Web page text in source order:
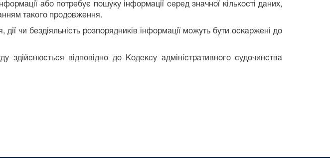
або потребує пошуку інформації серед значної кількості даних,
такого продовження.
чи бездіяльність розпорядників інформації можуть бути оскаржені до
здійснюється відповідно до Кодексу адміністративного судочинства